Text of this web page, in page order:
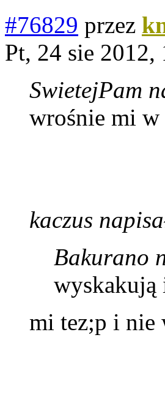
#76829 przez
Pt, 24 sie 2012,
SwietejPam
wrośnie mi
kaczus
Bakurano
wyskakują
mi tez;p i